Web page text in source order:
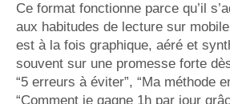
Ce format fonctionne parce qu’il
aux habitudes de lecture sur
est à la fois graphique, aéré et
souvent sur une promesse forte
“5 erreurs à éviter”, “Ma méthode
“Comment je gagne 1h par jour